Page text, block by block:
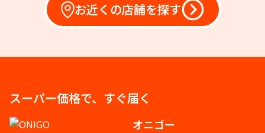
お近くの店舗を探す
スーパー価格で、すぐ届く
オニゴー